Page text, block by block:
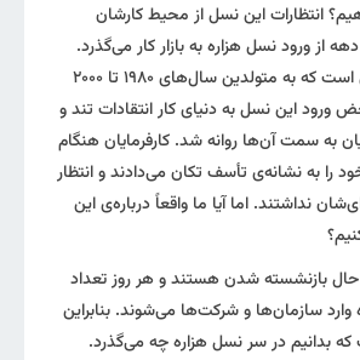
انتظارات این نسل از محیط کارشان
ورود نسل هزاره به بازار کار می‌گذرد.
نسل هزاره اصطلاحی است که به متولدین سال‌های ۱۹۸۰ تا ۲۰۰۰
این نسل به دنیای کار انتقادات تند و
به سمت آن‌ها روانه شد. کارفرمایان هنگام
را به نشانه‌ی تأسف تکان می‌دادند و انتظار
نداشتند. اما آیا ما واقعاً درباره‌ی این
حال بازنشسته شدن هستند و هر روز تعداد
وارد سازمان‌ها و شرکت‌ها می‌شوند. بنابراین
بدانیم در سر نسل هزاره چه می‌گذرد.